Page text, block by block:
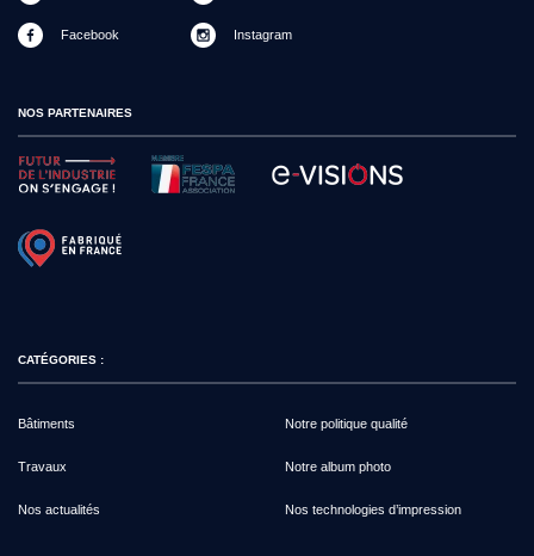
Facebook Instagram
NOS PARTENAIRES
CATÉGORIES :
Bâtiments
Travaux
Nos actualités
Notre politique qualité
Notre album photo
Nos technologies d’impression